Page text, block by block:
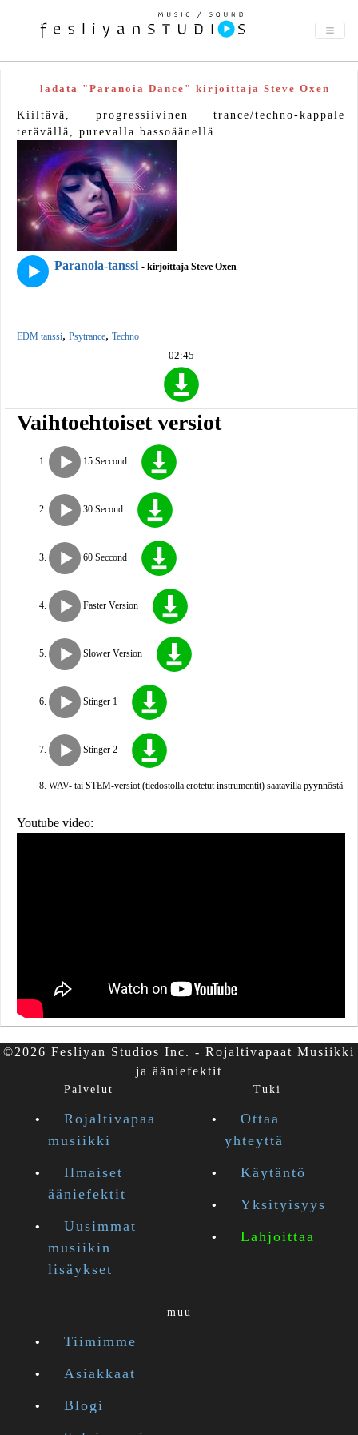
ladata "Paranoia Dance" kirjoittaja Steve Oxen
Kiiltävä, progressiivinen trance/techno-kappale
terävällä, purevalla bassoäänellä.
Paranoia-tanssi - kirjoittaja Steve Oxen
EDM tanssi, Psytrance, Techno
02:45
Vaihtoehtoiset versiot
15 Seccond
30 Second
60 Seccond
Faster Version
Slower Version
Stinger 1
Stinger 2
WAV- tai STEM-versiot (tiedostolla erotetut instrumentit) saatavilla pyynnöstä
Youtube video:
©2026 Fesliyan Studios Inc. - Rojaltivapaat Musiikki
ja ääniefektit
Palvelut
Rojaltivapaa
musiikki
Ilmaiset
ääniefektit
Uusimmat
musiikin
lisäykset
Tuki
Ottaa
yhteyttä
Käytäntö
Yksityisyys
Lahjoittaa
muu
Tiimimme
Asiakkaat
Blogi